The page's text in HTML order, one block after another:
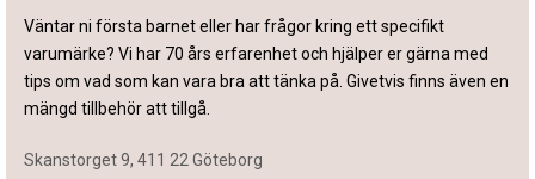
Väntar ni första barnet eller har frågor kring ett specifikt
varumärke? Vi har 70 års erfarenhet och hjälper er gärna med
tips om vad som kan vara bra att tänka på. Givetvis finns även en
mängd tillbehör att tillgå.
Skanstorget 9, 411 22 Göteborg